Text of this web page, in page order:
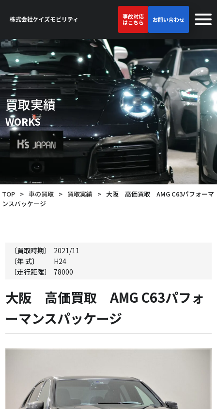
事故対応
はこちら
お問い合わせ
買取実績
WORKS
TOP > 車の買取 > 買取実績 > 大阪 高価買取 AMG C63パフォーマ
ンスパッケージ
〔買取時期〕
2021/11
〔年 式〕
H24
〔走行距離〕
78000
大阪 高価買取 AMG C63パフォ
ーマンスパッケージ